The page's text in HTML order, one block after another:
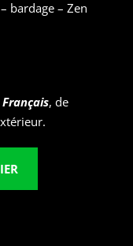
bardage – Zen
, de